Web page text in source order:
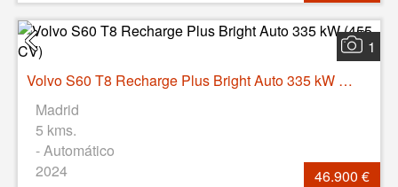
1
Volvo S60 T8 Recharge Plus Bright Auto 335 kW (455 CV)
Madrid
5 kms.
- Automático
2024
46.900 €